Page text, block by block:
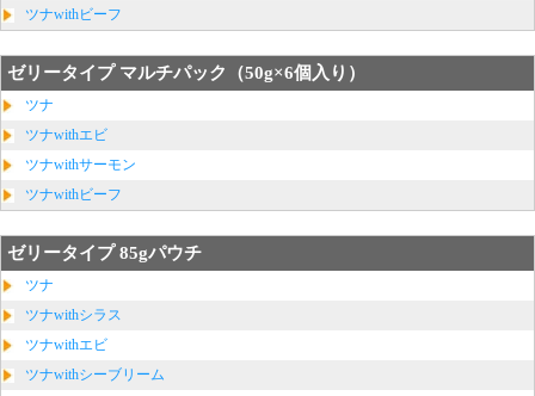
ツナwithビーフ
ゼリータイプ マルチパック（50g×6個入り）
ツナ
ツナwithエビ
ツナwithサーモン
ツナwithビーフ
ゼリータイプ 85gパウチ
ツナ
ツナwithシラス
ツナwithエビ
ツナwithシーブリーム